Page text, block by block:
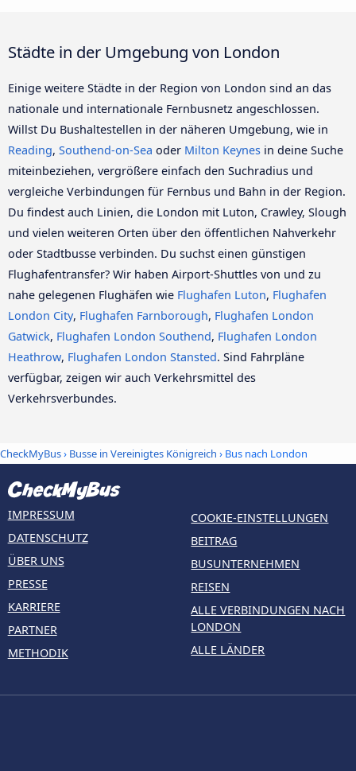
Städte in der Umgebung von London
Einige weitere Städte in der Region von London sind an das
nationale und internationale Fernbusnetz angeschlossen.
Willst Du Bushaltestellen in der näheren Umgebung, wie in
Reading, Southend-on-Sea oder Milton Keynes in deine Suche
miteinbeziehen, vergrößere einfach den Suchradius und
vergleiche Verbindungen für Fernbus und Bahn in der Region.
Du findest auch Linien, die London mit Luton, Crawley, Slough
und vielen weiteren Orten über den öffentlichen Nahverkehr
oder Stadtbusse verbinden. Du suchst einen günstigen
Flughafentransfer? Wir haben Airport-Shuttles von und zu
nahe gelegenen Flughäfen wie Flughafen Luton, Flughafen
London City, Flughafen Farnborough, Flughafen London
Gatwick, Flughafen London Southend, Flughafen London
Heathrow, Flughafen London Stansted. Sind Fahrpläne
verfügbar, zeigen wir auch Verkehrsmittel des
Verkehrsverbundes.
CheckMyBus› Busse in Vereinigtes Königreich › Bus nach London
IMPRESSUM
DATENSCHUTZ
ÜBER UNS
PRESSE
KARRIERE
PARTNER
METHODIK
COOKIE-EINSTELLUNGEN
BEITRAG
BUSUNTERNEHMEN
REISEN
ALLE VERBINDUNGEN NACH
LONDON
ALLE LÄNDER